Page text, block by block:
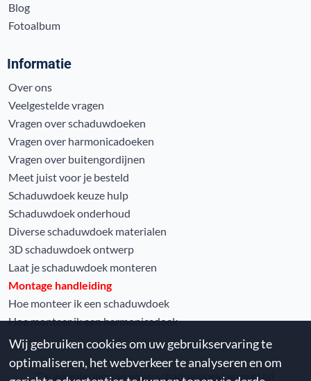
Blog
Fotoalbum
Informatie
Over ons
Veelgestelde vragen
Vragen over schaduwdoeken
Vragen over harmonicadoeken
Vragen over buitengordijnen
Meet juist voor je besteld
Schaduwdoek keuze hulp
Schaduwdoek onderhoud
Diverse schaduwdoek materialen
3D schaduwdoek ontwerp
Laat je schaduwdoek monteren
Montage handleiding
Hoe monteer ik een schaduwdoek
Hoe monteer ik een harmonicadoek
De waardering van www.schaduwdoekkeuze.nl bij
Wij gebruiken cookies om uw gebruikservaring te
optimaliseren, het webverkeer te analyseren en om